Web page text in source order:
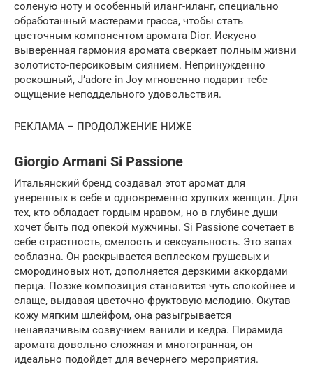
соленую ноту и особенный иланг-иланг, специально
обработанный мастерами грасса, чтобы стать
цветочным компонентом аромата Dior. Искусно
выверенная гармония аромата сверкает полным жизни
золотисто-персиковым сиянием. Непринужденно
роскошный, J’adore in Joy мгновенно подарит тебе
ощущение неподдельного удовольствия.
РЕКЛАМА – ПРОДОЛЖЕНИЕ НИЖЕ
Giorgio Armani Si Passione
Итальянский бренд создавал этот аромат для
уверенных в себе и одновременно хрупких женщин. Для
тех, кто обладает гордым нравом, но в глубине души
хочет быть под опекой мужчины. Si Passione сочетает в
себе страстность, смелость и сексуальность. Это запах
соблазна. Он раскрывается всплеском грушевых и
смородиновых нот, дополняется дерзкими аккордами
перца. Позже композиция становится чуть спокойнее и
слаще, выдавая цветочно-фруктовую мелодию. Окутав
кожу мягким шлейфом, она разыгрывается
ненавязчивым созвучием ванили и кедра. Пирамида
аромата довольно сложная и многогранная, он
идеально подойдет для вечернего мероприятия.